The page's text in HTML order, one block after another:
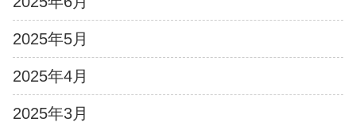
2025年5月
2025年4月
2025年3月